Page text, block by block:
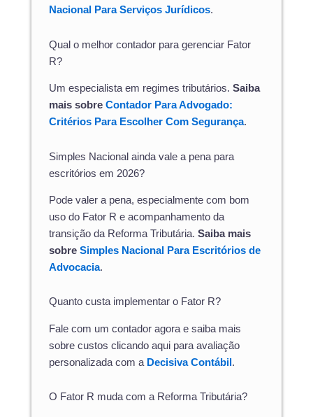
Nacional Para Serviços Jurídicos.
Qual o melhor contador para gerenciar Fator
R?
Um especialista em regimes tributários. Saiba
mais sobre Contador Para Advogado:
Critérios Para Escolher Com Segurança.
Simples Nacional ainda vale a pena para
escritórios em 2026?
Pode valer a pena, especialmente com bom
uso do Fator R e acompanhamento da
transição da Reforma Tributária. Saiba mais
sobre Simples Nacional Para Escritórios de
Advocacia.
Quanto custa implementar o Fator R?
Fale com um contador agora e saiba mais
sobre custos clicando aqui para avaliação
personalizada com a Decisiva Contábil .
O Fator R muda com a Reforma Tributária?